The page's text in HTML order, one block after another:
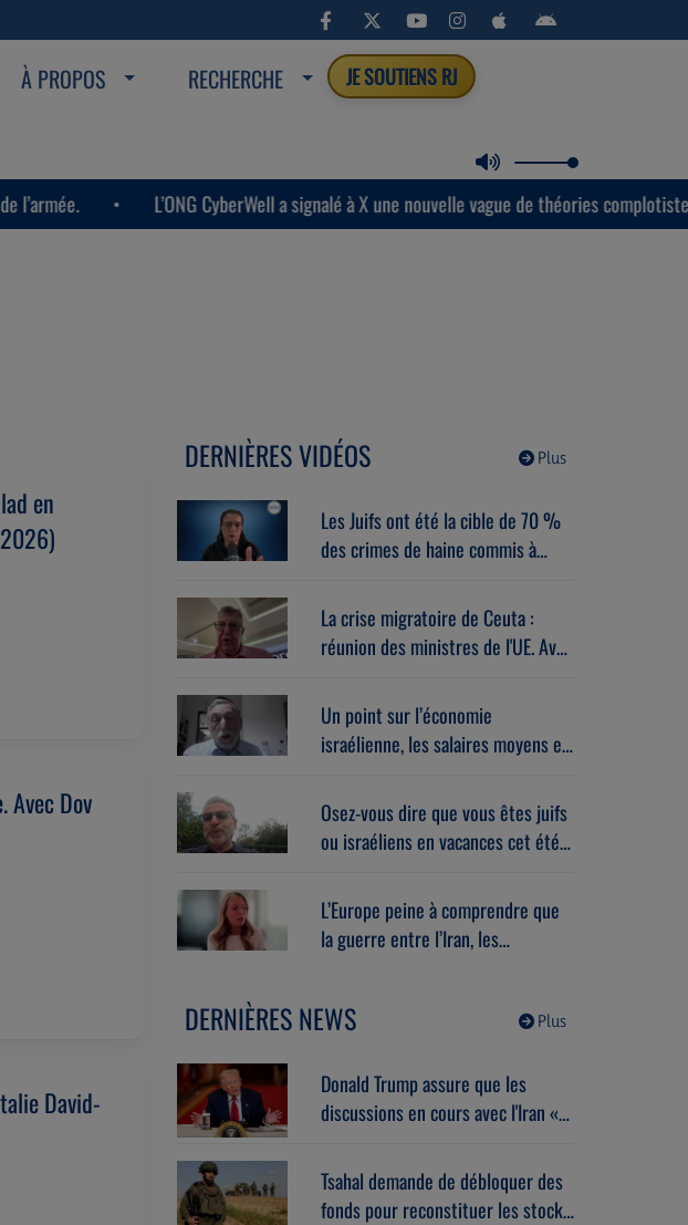
À PROPOS RECHERCHE JE SOUTIENS RJ
CyberWell a signalé à X une nouvelle vague de théories complotistes antisémites.
en
Avec Dov
David-
Plus
DERNIÈRES VIDÉOS
Les Juifs ont été la cible de 70 %
des crimes de haine commis à
Sébastien Lévi (05/08/2026)
La crise migratoire de Ceuta :
réunion des ministres de l'UE. Avec
Un point sur l’économie
israélienne, les salaires moyens et
Guggenheim (05/08/2026)
Osez-vous dire que vous êtes juifs
ou israéliens en vacances cet été ?
(05/08/2026)
L’Europe peine à comprendre que
la guerre entre l’Iran, les
(04/08/2026)
Plus
DERNIÈRES NEWS
Donald Trump assure que les
discussions en cours avec l'Iran «
Tsahal demande de débloquer des
fonds pour reconstituer les stocks